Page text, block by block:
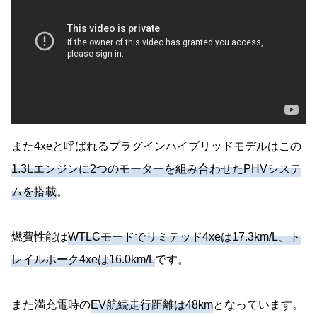
また4xeと呼ばれるプラグインハイブリッドモデルはこの
1.3Lエンジンに2つのモーターを組み合わせたPHVシステ
ムを搭載。
燃費性能はWTLCモードでリミテッド4xeは17.3km/L、ト
レイルホーク4xeは16.0km/Lです。
また満充電時のEV航続走行距離は48kmとなっています。